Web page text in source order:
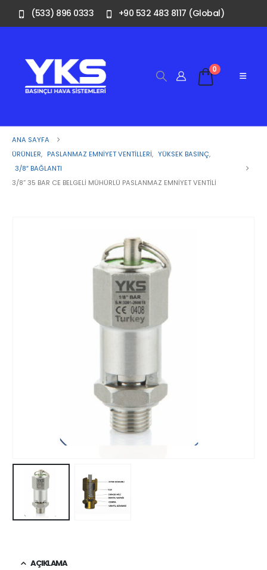
(533) 896 0333 +90 532 483 8117 (Global)
0
ANA SAYFA
ÜRÜNLER, PASLANMAZ EMNIYET VENTILLERI, YÜKSEK BASINÇ,
3/8″ BAĞLANTI
3/8” 35 BAR CE BELGELI MÜHÜRLÜ PASLANMAZ EMNIYET VENTILI
AÇIKLAMA